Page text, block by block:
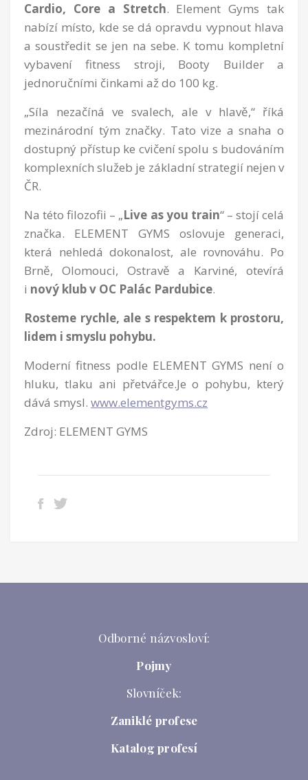
Cardio, Core a Stretch. Element Gyms tak
nabízí místo, kde se dá opravdu vypnout hlava
a soustředit se jen na sebe. K tomu kompletní
vybavení fitness stroji, Booty Builder a
jednoručními činkami až do 100 kg.
„Síla nezačíná ve svalech, ale v hlavě,“ říká
mezinárodní tým značky. Tato vize a snaha o
dostupný přístup ke cvičení spolu s budováním
komplexních služeb je základní strategií nejen v
ČR.
Na této filozofii – „Live as you train“ – stojí celá
značka. ELEMENT GYMS oslovuje generaci,
která nehledá dokonalost, ale rovnováhu. Po
Brně, Olomouci, Ostravě a Karviné, otevírá
i nový klub v OC Palác Pardubice.
Rosteme rychle, ale s respektem k prostoru,
lidem i smyslu pohybu.
Moderní fitness podle ELEMENT GYMS není o
hluku, tlaku ani přetvářce.Je o pohybu, který
dává smysl. www.elementgyms.cz
Zdroj: ELEMENT GYMS
Odborné názvosloví:
Pojmy
Slovníček:
Zaniklé profese
Katalog profesí